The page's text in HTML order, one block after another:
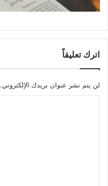
اترك تعليقاً
لن يتم نشر عنوان بريدك الإلكتروني.